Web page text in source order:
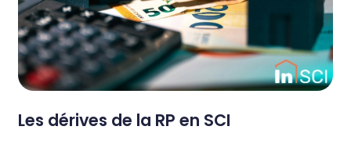
Les dérives de la RP en SCI